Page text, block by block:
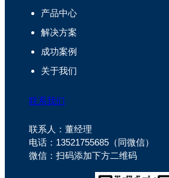
产品中心
解决方案
成功案例
关于我们
联系我们
联系人：董经理
电话：13521755685（同微信）
微信：扫码添加下方二维码